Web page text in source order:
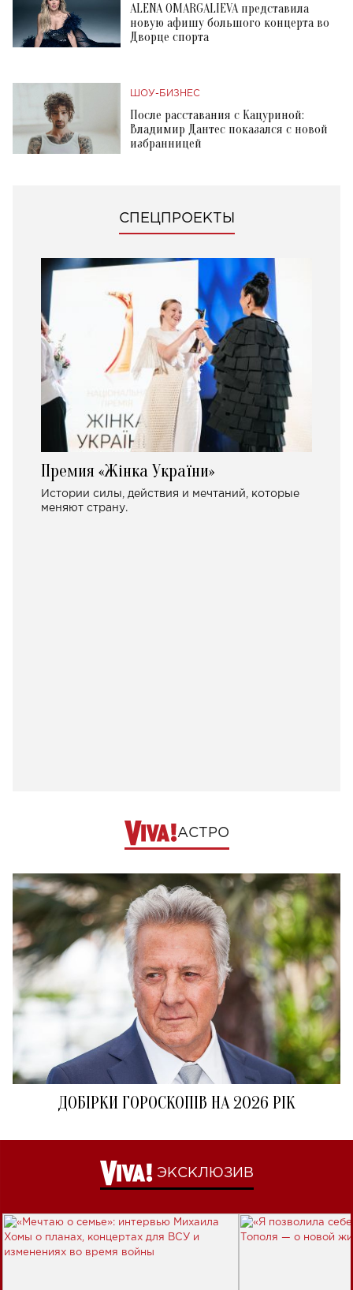
ALENA OMARGALIEVA представила
новую афишу большого концерта во
Дворце спорта
ШОУ-БИЗНЕС
После расставания с Кацуриной:
Владимир Дантес показался с новой
избранницей
СПЕЦПРОЕКТЫ
Премия «Жінка України»
Истории силы, действия и мечтаний, которые
меняют страну.
АСТРО
ДОБІРКИ ГОРОСКОПІВ НА 2026 РІК
ЭКСКЛЮЗИВ